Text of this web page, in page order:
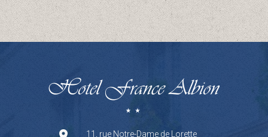
11, rue Notre-Dame de Lorette